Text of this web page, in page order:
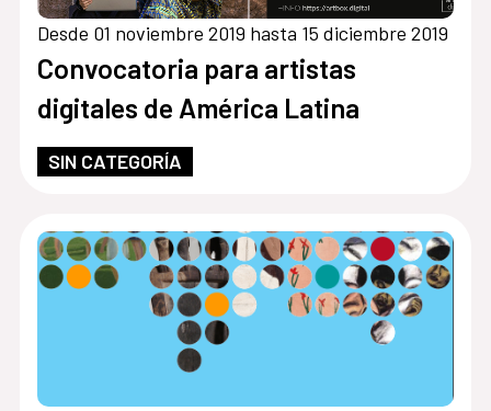
Desde 01 noviembre 2019 hasta 15 diciembre 2019
Convocatoria para artistas
digitales de América Latina
SIN CATEGORÍA